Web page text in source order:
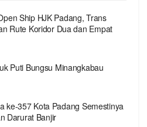
Ship HJK Padang, Trans
Rute Koridor Dua dan Empat
Puti Bungsu Minangkabau
ke-357 Kota Padang Semestinya
Darurat Banjir